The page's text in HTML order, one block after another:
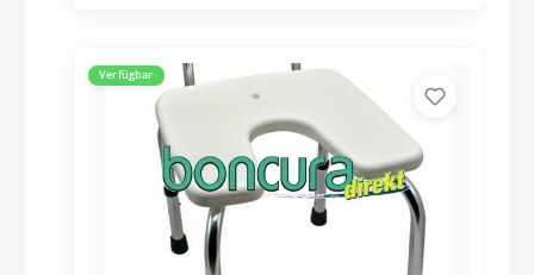
Verfügbar